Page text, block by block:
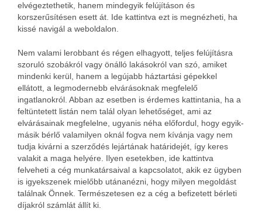
elvégeztethetik, hanem mindegyik felújításon és
korszerűsítésen esett át. Ide kattintva ezt is megnézheti, ha
kissé navigál a weboldalon.
Nem valami lerobbant és régen elhagyott, teljes felújításra
szoruló szobákról vagy önálló lakásokról van szó, amiket
mindenki kerül, hanem a legújabb háztartási gépekkel
ellátott, a legmodernebb elvárásoknak megfelelő
ingatlanokról. Abban az esetben is érdemes kattintania, ha a
feltüntetett listán nem talál olyan lehetőséget, ami az
elvárásainak megfelelne, ugyanis néha előfordul, hogy egyik-
másik bérlő valamilyen oknál fogva nem kívánja vagy nem
tudja kivárni a szerződés lejártának határidejét, így keres
valakit a maga helyére. Ilyen esetekben, ide kattintva
felveheti a cég munkatársaival a kapcsolatot, akik ez ügyben
is igyekszenek mielőbb utánanézni, hogy milyen megoldást
találnak Önnek. Természetesen ez a cég a befizetett bérleti
díjakról számlát állít ki.